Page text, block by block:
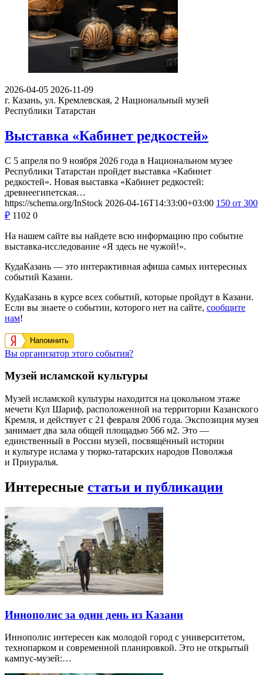
2026-04-05 2026-11-09
г. Казань, ул. Кремлевская, 2 Национальный музей
Республики Татарстан
Выставка «Кабинет редкостей»
С 5 апреля по 9 ноября 2026 года в Национальном музее
Республики Татарстан пройдет выставка «Кабинет
редкостей». Новая выставка «Кабинет редкостей:
древнеегипетская…
https://schema.org/InStock 2026-04-16T14:33:00+03:00 150 от 300
₽ 1102 0
На нашем сайте вы найдете всю информацию про событие
выставка-исследование «Я здесь не чужой!».
КудаКазань — это интерактивная афиша самых интересных
событий Казани.
КудаКазань в курсе всех событий, которые пройдут в Казани.
Если вы знаете о событии, которого нет на сайте, сообщите
нам!
Напомнить
Вы организатор этого события?
Музей исламской культуры
Музей исламской культуры находится на цокольном этаже
мечети Кул Шариф, расположенной на территории Казанского
Кремля, и действует с 21 февраля 2006 года. Экспозиция музея
занимает два зала общей площадью 566 м2. Это —
единственный в России музей, посвящённый истории
и культуре ислама у тюрко-татарских народов Поволжья
и Приуралья.
Интересные статьи и публикации
Иннополис за один день из Казани
Иннополис интересен как молодой город с университетом,
технопарком и современной планировкой. Это не открытый
кампус-музей:…